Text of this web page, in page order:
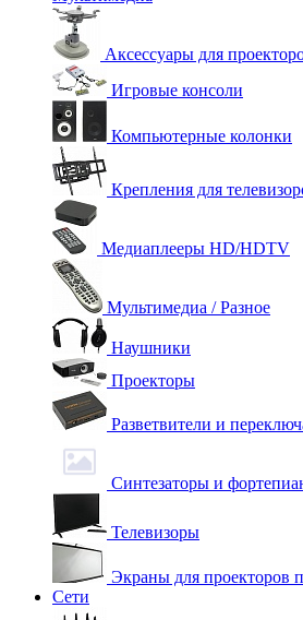
Аксессуары для
Игровые консоли
Компьютерные колонки
Крепления для
Медиаплееры HD/HDTV
Мультимедиа / Разное
Наушники
Проекторы
Разветвители и
Синтезаторы и
Телевизоры
Экраны для проекторов
Сети